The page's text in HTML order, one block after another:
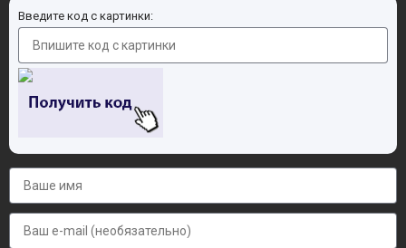
Введите код с картинки: